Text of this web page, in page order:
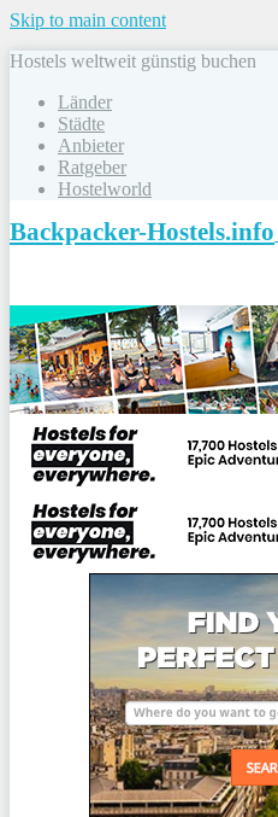
Skip to main content
Hostels weltweit günstig buchen
Länder
Städte
Anbieter
Ratgeber
Hostelworld
Backpacker-Hostels.info